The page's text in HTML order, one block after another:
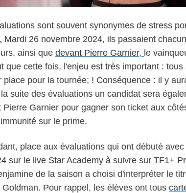
sont souvent synonymes de stress
Mardi 26 novembre 2024, ils passaient
ainsi que devant Pierre Garnier, le
que cette fois, l'enjeu est très important :
place pour la tournée; ! Conséquence : il y
suite des évaluations un candidat sera
Pierre Garnier pour gagner son ticket aux
sur le prime.
place aux évaluations qui ont débuté avec
sur le live Star Academy à suivre sur TF1+
de la saison a choisi d'interpréter le
Pour rappel, les élèves ont tous